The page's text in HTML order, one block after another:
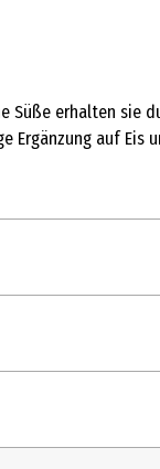
erhalten
auf